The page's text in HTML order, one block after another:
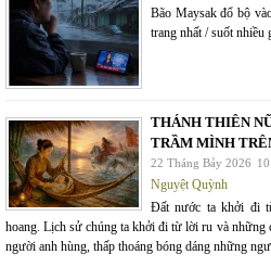
Bão Maysak đổ bộ
trang nhất / suốt nhiều
THÁNH THIÊN
TRẦM MÌNH
22 Tháng Bảy 2026
Nguyệt Quỳnh
Đất nước ta khởi đi
hoang. Lịch sử chúng ta khởi đi từ lời ru và những
người anh hùng, thấp thoáng bóng dáng những